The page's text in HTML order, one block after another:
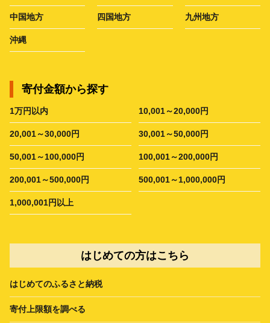
中国地方 四国地方 九州地方
沖縄
寄付金額から探す
1万円以内 10,001～20,000円
20,001～30,000円 30,001～50,000円
50,001～100,000円 100,001～200,000円
200,001～500,000円 500,001～1,000,000円
1,000,001円以上
はじめての方はこちら
はじめてのふるさと納税
寄付上限額を調べる